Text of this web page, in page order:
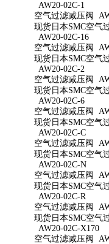
AW20-02C-1
空气过滤减压阀
现货日本SMC空气
AW20-02C-16
空气过滤减压阀
现货日本SMC空气
AW20-02C-2
空气过滤减压阀
现货日本SMC空气
AW20-02C-6
空气过滤减压阀
现货日本SMC空气
AW20-02C-C
空气过滤减压阀
现货日本SMC空气
AW20-02C-N
空气过滤减压阀
现货日本SMC空气
AW20-02C-R
空气过滤减压阀
现货日本SMC空气
AW20-02C-X170
空气过滤减压阀